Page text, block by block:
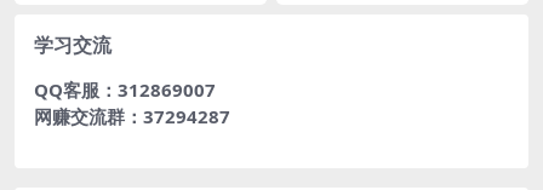
学习交流
QQ客服：312869007
网赚交流群：37294287